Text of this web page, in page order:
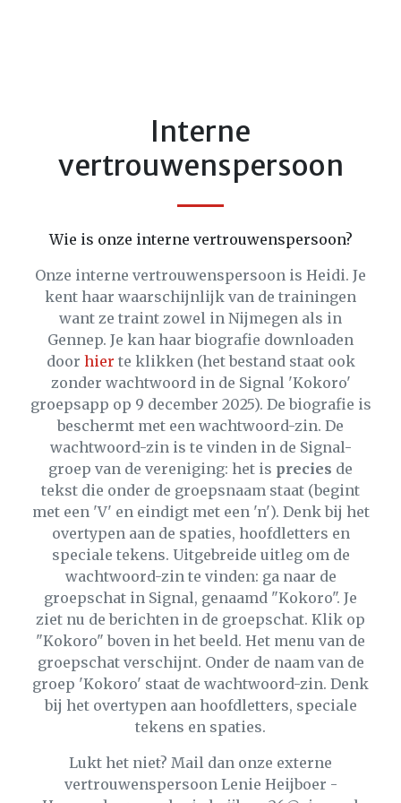
Interne
vertrouwenspersoon
Wie is onze interne vertrouwenspersoon?
Onze interne vertrouwenspersoon is Heidi. Je
kent haar waarschijnlijk van de trainingen
want ze traint zowel in Nijmegen als in
Gennep. Je kan haar biografie downloaden
door hier te klikken (het bestand staat ook
zonder wachtwoord in de Signal 'Kokoro'
groepsapp op 9 december 2025). De biografie is
beschermt met een wachtwoord-zin. De
wachtwoord-zin is te vinden in de Signal-
groep van de vereniging: het is precies de
tekst die onder de groepsnaam staat (begint
met een 'V' en eindigt met een 'n'). Denk bij het
overtypen aan de spaties, hoofdletters en
speciale tekens. Uitgebreide uitleg om de
wachtwoord-zin te vinden: ga naar de
groepschat in Signal, genaamd "Kokoro". Je
ziet nu de berichten in de groepschat. Klik op
"Kokoro" boven in het beeld. Het menu van de
groepschat verschijnt. Onder de naam van de
groep 'Kokoro' staat de wachtwoord-zin. Denk
bij het overtypen aan hoofdletters, speciale
tekens en spaties.
Lukt het niet? Mail dan onze externe
vertrouwenspersoon Lenie Heijboer -